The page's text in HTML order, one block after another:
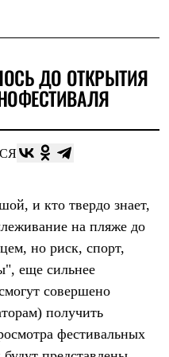
ДО ОТКРЫТИЯ
и кто твердо знает,
на пляже до
но риск, спорт,
еще сильнее
совершено
получить
фестивальных